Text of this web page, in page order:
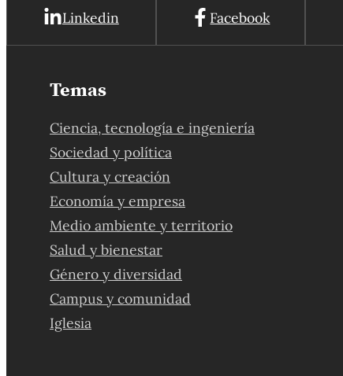
Linkedin Facebook
Temas
Ciencia, tecnología e ingeniería
Sociedad y política
Cultura y creación
Economía y empresa
Medio ambiente y territorio
Salud y bienestar
Género y diversidad
Campus y comunidad
Iglesia